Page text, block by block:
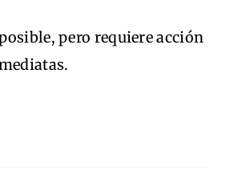
pero requiere acción